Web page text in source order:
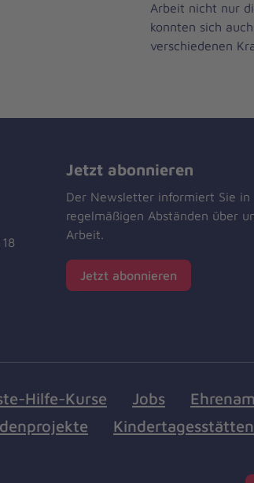
Arbeit nicht nur
konnten sich
verschiedenen
Jetzt abonnieren
Der Newsletter informiert Sie in
regelmäßigen Abständen über
Arbeit.
Jetzt abonnieren
Hilfe-Kurse Jobs
Kindertagesstätten